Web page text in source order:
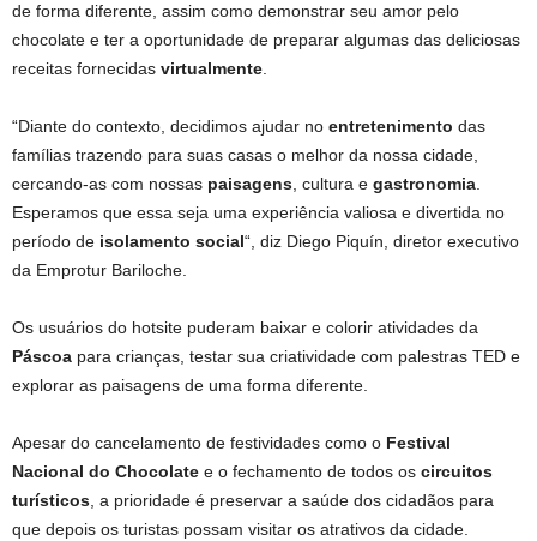
de forma diferente, assim como demonstrar seu amor pelo
chocolate e ter a oportunidade de preparar algumas das deliciosas
receitas fornecidas virtualmente
“Diante do contexto, decidimos ajudar no entretenimento das
famílias trazendo para suas casas o melhor da nossa cidade,
cercando-as com nossas paisagens , cultura e gastronomia
Esperamos que essa seja uma experiência valiosa e divertida no
período de isolamento social“, diz Diego Piquín, diretor executivo
da Emprotur Bariloche.
Os usuários do hotsite puderam baixar e colorir atividades da
Páscoa para crianças, testar sua criatividade com palestras TED e
explorar as paisagens de uma forma diferente.
Apesar do cancelamento de festividades como o Festival
Nacional do Chocolate e o fechamento de todos os circuitos
turísticos , a prioridade é preservar a saúde dos cidadãos para
que depois os turistas possam visitar os atrativos da cidade.